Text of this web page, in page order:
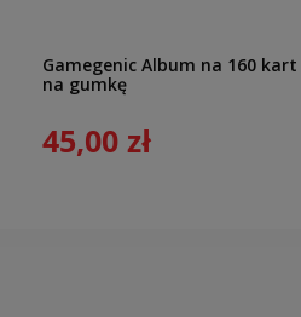
Gamegenic Album na 160
na gumkę
45,00 zł